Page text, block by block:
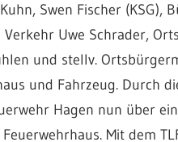
Swen Fischer (KSG),
Uwe Schrader,
und stellv.
und Fahrzeug. Durch
Hagen nun über
Mit dem